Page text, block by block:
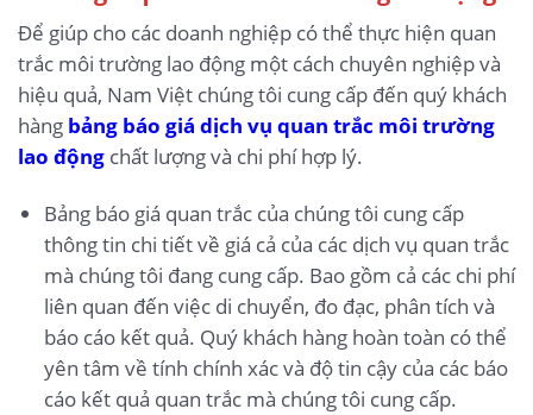
Để giúp cho các doanh nghiệp có thể thực hiện quan
trắc môi trường lao động một cách chuyên nghiệp và
hiệu quả, Nam Việt chúng tôi cung cấp đến quý khách
hàng bảng báo giá dịch vụ quan trắc môi trường
lao động chất lượng và chi phí hợp lý.
Bảng báo giá quan trắc của chúng tôi cung cấp
thông tin chi tiết về giá cả của các dịch vụ quan trắc
mà chúng tôi đang cung cấp. Bao gồm cả các chi phí
liên quan đến việc di chuyển, đo đạc, phân tích và
báo cáo kết quả. Quý khách hàng hoàn toàn có thể
yên tâm về tính chính xác và độ tin cậy của các báo
cáo kết quả quan trắc mà chúng tôi cung cấp.